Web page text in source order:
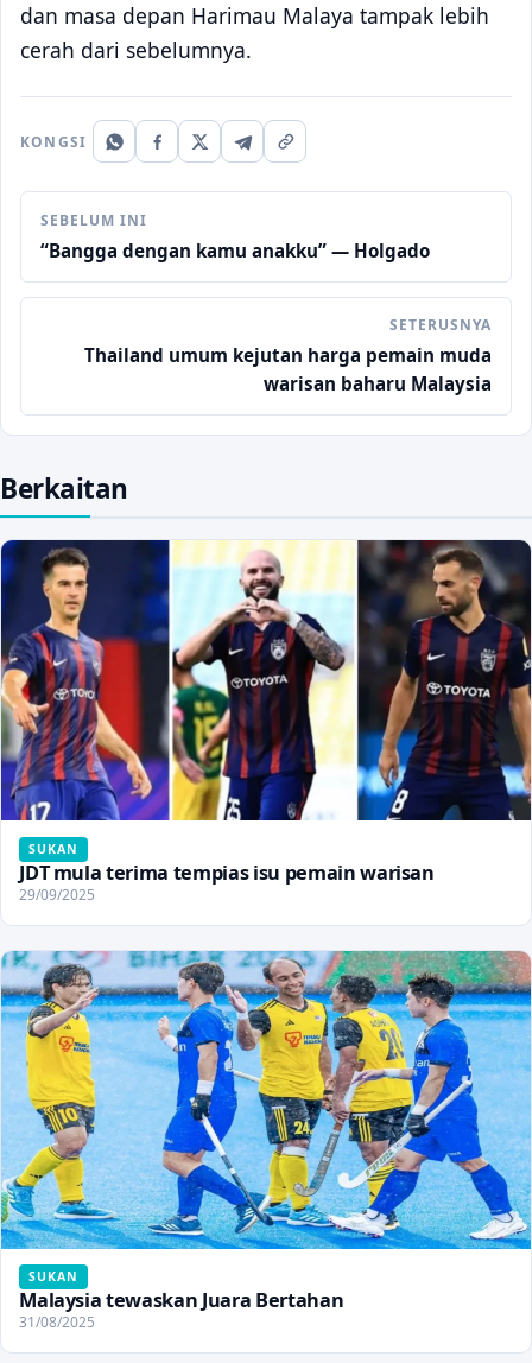
dan masa depan Harimau Malaya tampak lebih
cerah dari sebelumnya.
KONGSI
SEBELUM INI
“Bangga dengan kamu anakku” — Holgado
SETERUSNYA
Thailand umum kejutan harga pemain muda
warisan baharu Malaysia
Berkaitan
SUKAN
JDT mula terima tempias isu pemain warisan
29/09/2025
SUKAN
Malaysia tewaskan Juara Bertahan
31/08/2025